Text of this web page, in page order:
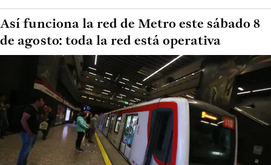
Así funciona la red de Metro este sábado 8
de agosto: toda la red está operativa